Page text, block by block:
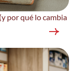
por qué lo cambia